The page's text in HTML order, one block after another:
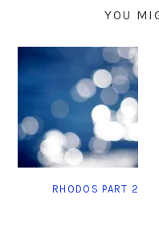
YOU
RHODOS PART 2